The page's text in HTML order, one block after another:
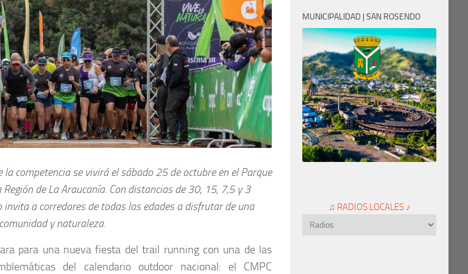
la competencia se vivirá el sábado 25 de octubre en el Parque
Región de La Araucanía. Con distancias de 30, 15, 7,5 y 3
invita a corredores de todas las edades a disfrutar de una
y naturaleza.
para una nueva fiesta del trail running con una de las
del calendario outdoor nacional: el CMPC
MUNICIPALIDAD | SAN ROSENDO
♫ RADIOS LOCALES ♪